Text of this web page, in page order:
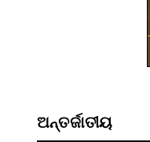
ଅନ୍ତର୍ଜାତୀୟ